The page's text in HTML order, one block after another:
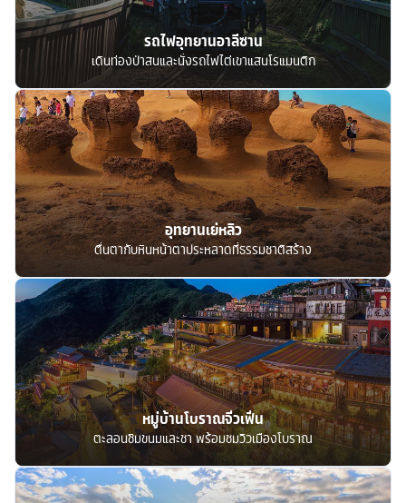
รถไฟอุทยานอาลีซาน
เดินท่องป่าสนและนั่งรถไฟไต่เขาแสนโรแมนติก
อุทยานเย่หลิว
ตื่นตากับหินหน้าตาประหลาดที่ธรรมชาติสร้าง
หมู่บ้านโบราณจิ่วเฟิ่น
ตะลอนชิมขนมและชา พร้อมชมวิวเมืองโบราณ